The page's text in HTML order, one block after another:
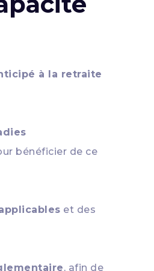
à la retraite
bénéficier de ce
et des
, afin de